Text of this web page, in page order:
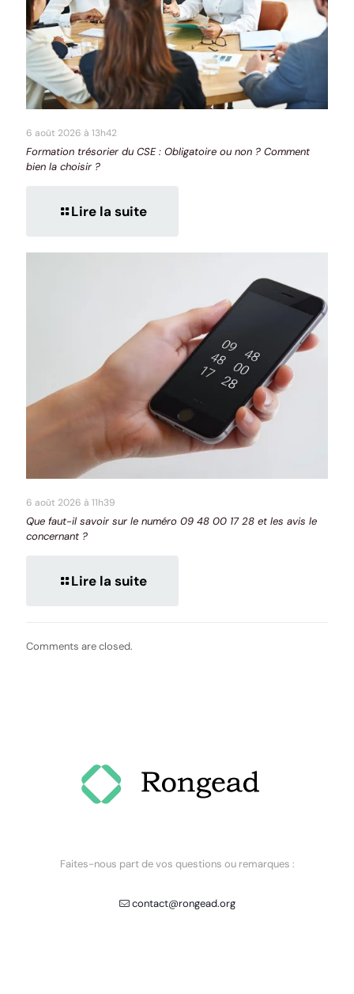
6 août 2026 à 13h42
Formation trésorier du CSE : Obligatoire ou non ? Comment
bien la choisir ?
Lire la suite
6 août 2026 à 11h39
Que faut-il savoir sur le numéro 09 48 00 17 28 et les avis le
concernant ?
Lire la suite
Comments are closed.
Faites-nous part de vos questions ou remarques :
contact@rongead.org